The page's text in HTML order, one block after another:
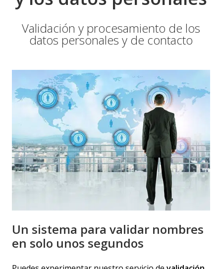
Validación y procesamiento de los
datos personales y de contacto
Un sistema para validar nombres
en solo unos segundos